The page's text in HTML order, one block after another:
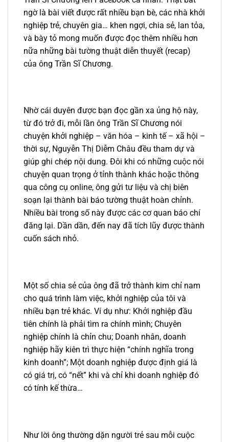
ngờ là bài viết được rất nhiều bạn bè, các nhà khởi
nghiệp trẻ, chuyên gia… khen ngợi, chia sẻ, lan tỏa,
và bày tỏ mong muốn được đọc thêm nhiều hơn
nữa những bài tường thuật diễn thuyết (recap)
của ông Trần Sĩ Chương.
Nhờ cái duyên được bạn đọc gần xa ủng hộ này,
từ đó trở đi, mỗi lần ông Trần Sĩ Chương nói
chuyện khởi nghiệp – văn hóa – kinh tế – xã hội –
thời sự, Nguyễn Thị Diễm Châu đều tham dự và
giúp ghi chép nội dung. Đôi khi có những cuộc nói
chuyện quan trọng ở tỉnh thành khác hoặc thông
qua công cụ online, ông gửi tư liệu và chị biên
soạn lại thành bài báo tường thuật hoàn chỉnh.
Nhiều bài trong số này được các cơ quan báo chí
đăng lại. Dần dần, đến nay đã tích lũy được thành
cuốn sách nhỏ.
Một số chia sẻ của ông đã trở thành kim chỉ nam
cho quá trình làm việc, khởi nghiệp của tôi và
nhiều bạn trẻ khác. Ví dụ như: Khởi nghiệp đầu
tiên chính là phải tìm ra chính mình; Chuyên
nghiệp chính là chỉn chu; Doanh nhân, doanh
nghiệp hãy kiên trì thực hiện “chính nghĩa trong
kinh doanh”; Một doanh nghiệp được định giá là
có giá trị, có “nết” khi và chỉ khi doanh nghiệp đó
có tính kế thừa…
Như lời ông thường dặn người trẻ sau mỗi cuộc